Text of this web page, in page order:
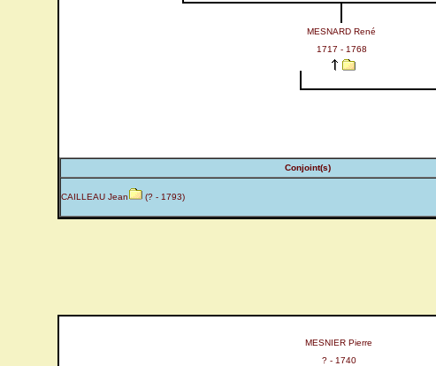
MESNARD René
1717 - 1768
Conjoint(s)
CAILLEAU Jean (? - 1793)
MESNIER Pierre
? - 1740